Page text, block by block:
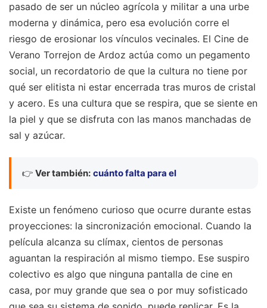
pasado de ser un núcleo agrícola y militar a una urbe
moderna y dinámica, pero esa evolución corre el
riesgo de erosionar los vínculos vecinales. El Cine de
Verano Torrejon de Ardoz actúa como un pegamento
social, un recordatorio de que la cultura no tiene por
qué ser elitista ni estar encerrada tras muros de cristal
y acero. Es una cultura que se respira, que se siente en
la piel y que se disfruta con las manos manchadas de
sal y azúcar.
👉 Ver también: cuánto falta para el
Existe un fenómeno curioso que ocurre durante estas
proyecciones: la sincronización emocional. Cuando la
película alcanza su clímax, cientos de personas
aguantan la respiración al mismo tiempo. Ese suspiro
colectivo es algo que ninguna pantalla de cine en
casa, por muy grande que sea o por muy sofisticado